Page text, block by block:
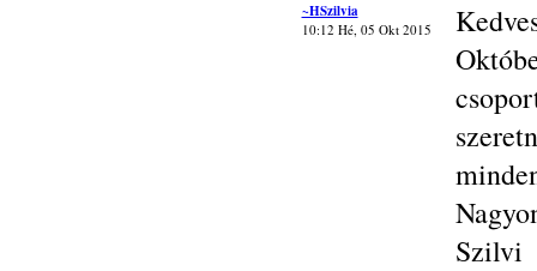
~HSzilvia
10:12 Hé, 05 Okt 2015
Szilvi